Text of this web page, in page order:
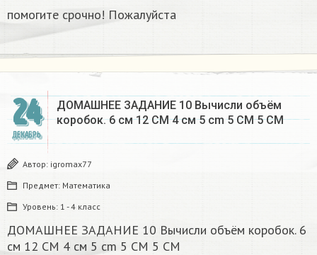
помогите срочно! Пожалуйста
24
ДЕКАБРЬ
ДОМАШНЕЕ ЗАДАНИЕ 10 Вычисли объём
коробок. 6 см 12 CM 4 см 5 cm 5 CM 5 CM​
Автор: igromax77
Предмет: Математика
Уровень: 1 - 4 класс
ДОМАШНЕЕ ЗАДАНИЕ 10 Вычисли объём коробок. 6
см 12 CM 4 см 5 cm 5 CM 5 CM​